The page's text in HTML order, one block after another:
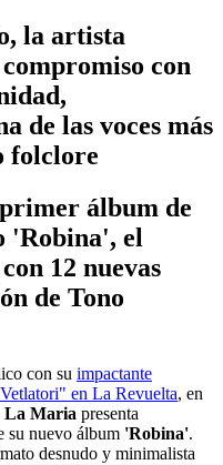
la artista
con
de las voces más
folclore
álbum de
'Robina', el
12 nuevas
de Tono
con su impactante
en La Revuelta, en
La Maria presenta
su nuevo álbum 'Robina'.
desnudo y minimalista